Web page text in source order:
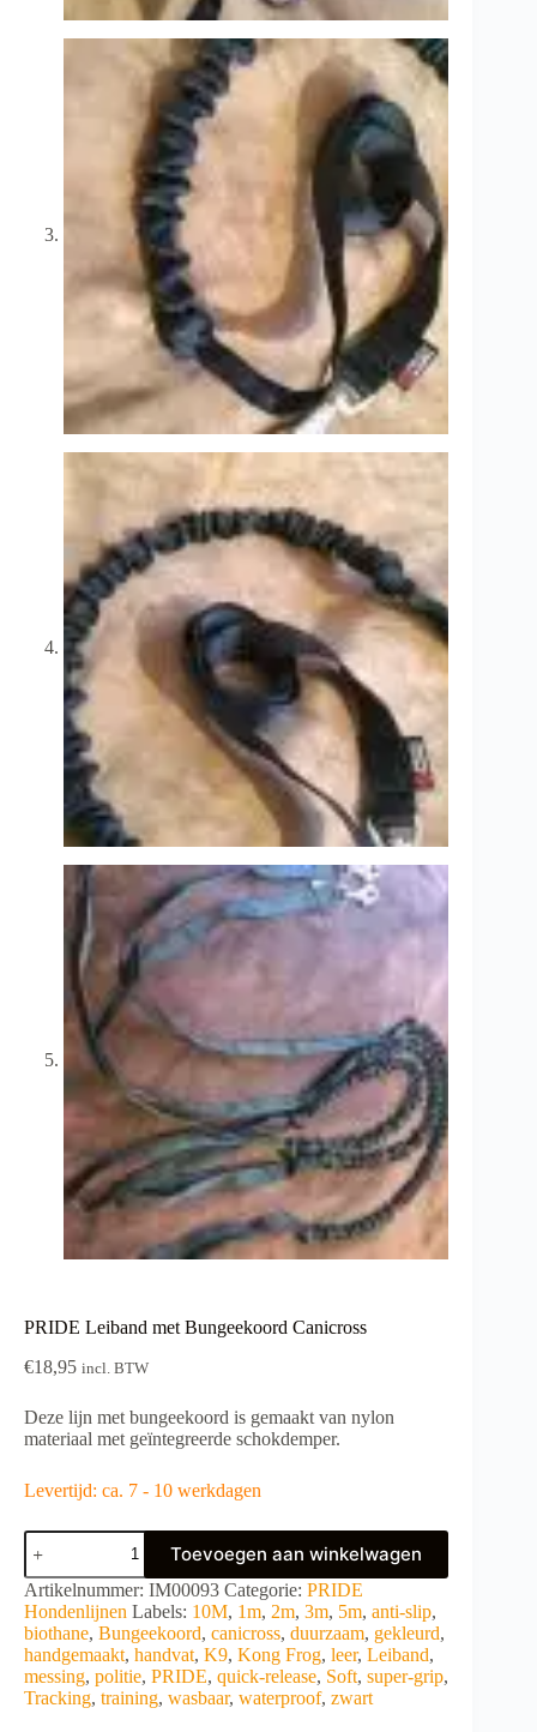
PRIDE Leiband met Bungeekoord Canicross
€18,95 incl. BTW
Deze lijn met bungeekoord is gemaakt van nylon
materiaal met geïntegreerde schokdemper.
Levertijd: ca. 7 - 10 werkdagen
PRIDE
Leiband
met
Bungeekoord
Canicross
aantal
Toevoegen aan winkelwagen
A
l
t
e
r
n
Artikelnummer: IM00093 Categorie: PRIDE
Hondenlijnen Labels: 10M, 1m, 2m, 3m, 5m, anti-slip,
biothane, Bungeekoord, canicross, duurzaam, gekleurd,
handgemaakt, handvat, K9, Kong Frog, leer, Leiband,
messing, politie, PRIDE, quick-release, Soft, super-grip,
Tracking, training, wasbaar, waterproof, zwart